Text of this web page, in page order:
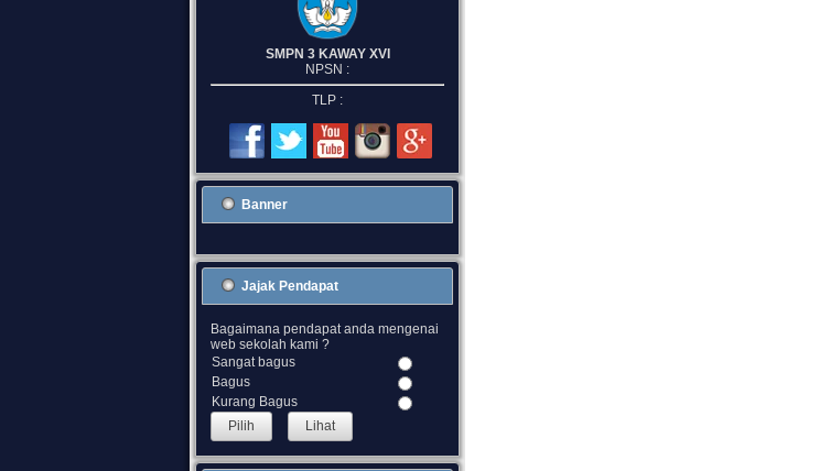
SMPN 3 KAWAY XVI
NPSN :
TLP :
Banner
Jajak Pendapat
Bagaimana pendapat anda mengenai
web sekolah kami ?
Sangat bagus
Bagus
Kurang Bagus
Lihat